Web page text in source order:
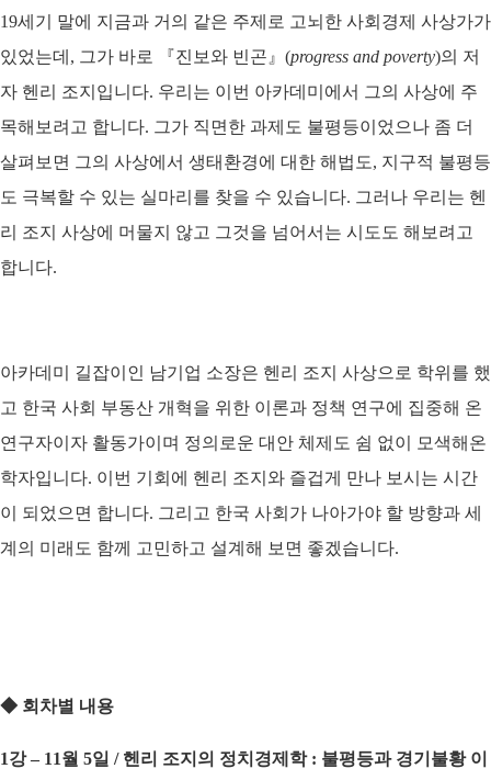
19세기 말에 지금과 거의 같은 주제로 고뇌한 사회경제 사상가가
있었는데, 그가 바로 『진보와 빈곤』(progress and poverty)의 저
자 헨리 조지입니다. 우리는 이번 아카데미에서 그의 사상에 주
목해보려고 합니다. 그가 직면한 과제도 불평등이었으나 좀 더
살펴보면 그의 사상에서 생태환경에 대한 해법도, 지구적 불평등
도 극복할 수 있는 실마리를 찾을 수 있습니다. 그러나 우리는 헨
리 조지 사상에 머물지 않고 그것을 넘어서는 시도도 해보려고
합니다.
아카데미 길잡이인 남기업 소장은 헨리 조지 사상으로 학위를 했
고 한국 사회 부동산 개혁을 위한 이론과 정책 연구에 집중해 온
연구자이자 활동가이며 정의로운 대안 체제도 쉼 없이 모색해온
학자입니다. 이번 기회에 헨리 조지와 즐겁게 만나 보시는 시간
이 되었으면 합니다. 그리고 한국 사회가 나아가야 할 방향과 세
계의 미래도 함께 고민하고 설계해 보면 좋겠습니다.
◆ 회차별 내용
1강 – 11월 5일 / 헨리 조지의 정치경제학 : 불평등과 경기불황 이